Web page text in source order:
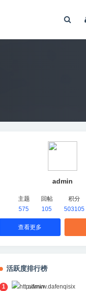
admin
主题
575
回帖
105
积分
503105
查看更多
活跃度排行榜
1 admin